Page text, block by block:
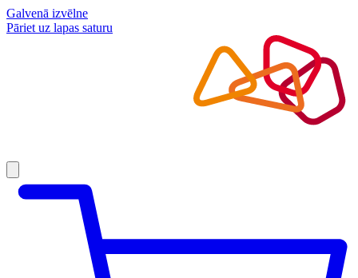
Galvenā izvēlne
Pāriet uz lapas saturu